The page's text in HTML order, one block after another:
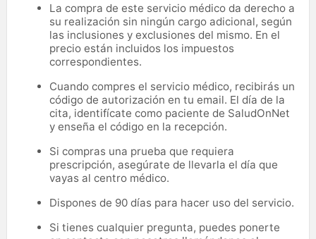
La compra de este servicio médico da derecho a
su realización sin ningún cargo adicional, según
las inclusiones y exclusiones del mismo. En el
precio están incluidos los impuestos
correspondientes.
Cuando compres el servicio médico, recibirás un
código de autorización en tu email. El día de la
cita, identifícate como paciente de SaludOnNet
y enseña el código en la recepción.
Si compras una prueba que requiera
prescripción, asegúrate de llevarla el día que
vayas al centro médico.
Dispones de 90 días para hacer uso del servicio.
Si tienes cualquier pregunta, puedes ponerte